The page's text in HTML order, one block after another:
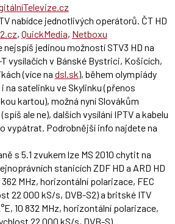
nabídce jednotlivých operátorů. ČT HD
, QuickMedia, Netboxu
nejspíš jedinou možností STV3 HD na
vysílačích v Bánské Bystrici, Košicích,
(více na dsl.sk), během olympiády
i na satelinku ve Skylinku (přenos
kartou), možná nyní Slovákům
ale ne), dalších vysílání IPTV a kabelu
vypátrat. Podrobnější info najdete na
s 5.1 zvukem lze MS 2010 chytit na
stanicích ZDF HD a ARD HD
362 MHz, horizontální polarizace, FEC
22 000 kS/s, DVB-S2) a britské ITV
10 832 MHz, horizontální polarizace,
22 000 kS/s, DVB-S)